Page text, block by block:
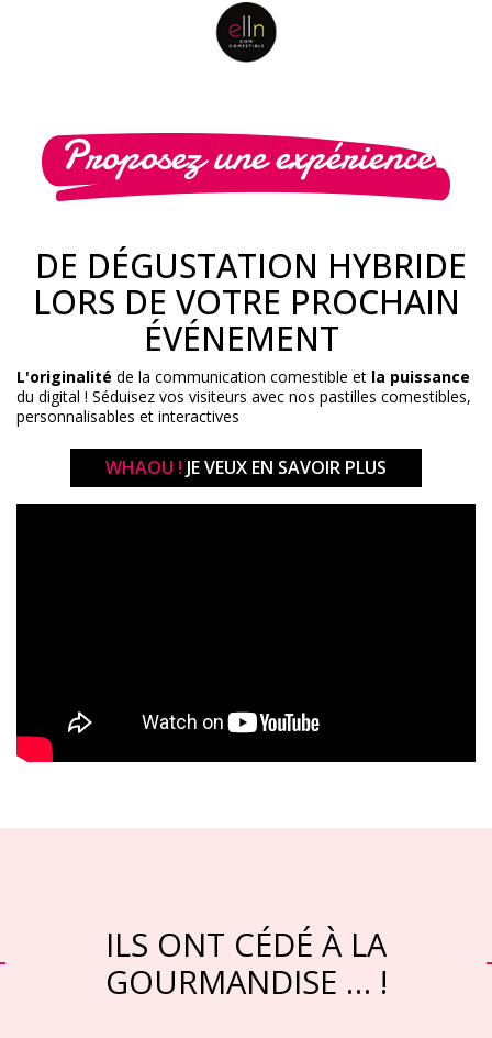
Proposez une expérience
DE DÉGUSTATION HYBRIDE
LORS DE VOTRE PROCHAIN
ÉVÉNEMENT
L'originalité de la communication comestible et la puissance
du digital ! Séduisez vos visiteurs avec nos pastilles comestibles,
personnalisables et interactives
WHAOU ! JE VEUX EN SAVOIR PLUS
ILS ONT CÉDÉ À LA
GOURMANDISE … !